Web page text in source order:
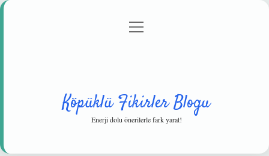
Gizlilik Politikası
menüyü
Köpüklü Fikirler Blogu
Enerji dolu önerilerle fark yarat!